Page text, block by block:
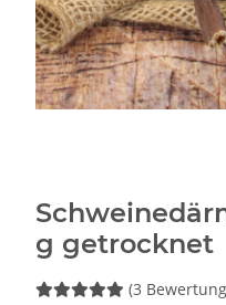
g getrocknet
(3